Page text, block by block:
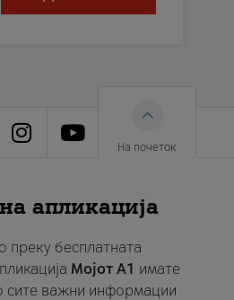
На почеток
апликација
преку бесплатната
Мојот A1 имате
сите важни информации